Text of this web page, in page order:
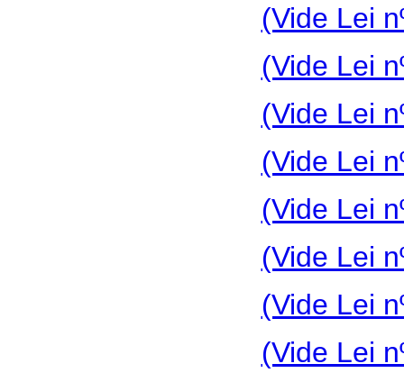
(Vide Lei
(Vide Lei
(Vide Lei
(Vide Lei
(Vide Lei
(Vide Lei
(Vide Lei
(Vide Lei